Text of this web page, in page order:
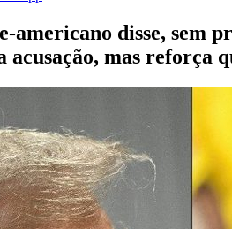
americano disse, sem
acusação, mas reforça